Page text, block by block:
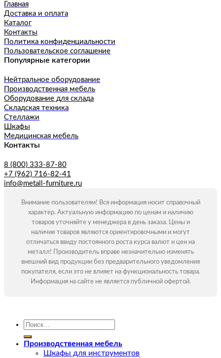
Главная
Доставка и оплата
Каталог
Контакты
Политика конфиденциальности
Пользовательское соглашение
Популярные категории
Нейтральное оборудование
Производственная мебель
Оборудование для склада
Складская техника
Стеллажи
Шкафы
Медицинская мебель
Контакты
8 (800) 333-87-80
+7 (962) 716-82-41
info@metall-furniture.ru
Внимание пользователям! Вся информация носит справочный
характер. Актуальную информацию по ценам и наличию
товаров уточняйте у менеджера в день заказа. Цены и
наличие товаров являются ориентировочными и могут
отличаться ввиду постоянного роста курса валют и цен на
металл! Производитель вправе незначительно изменять
внешний вид продукции без предварительного уведомления
покупателя, если это не влияет на функциональность товара.
Информация на сайте не является публичной офертой.
Искать:
Производственная мебель
Шкафы для инструментов